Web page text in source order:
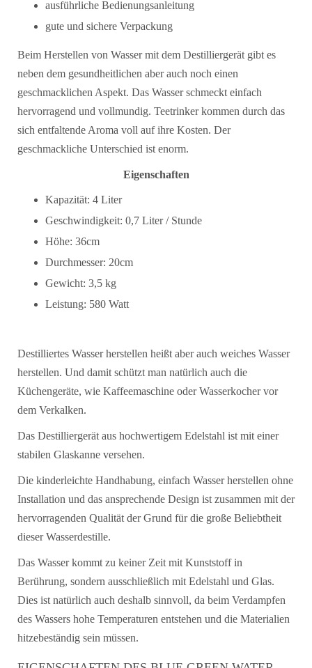
ausführliche Bedienungsanleitung
gute und sichere Verpackung
Beim Herstellen von Wasser mit dem Destilliergerät gibt es
neben dem gesundheitlichen aber auch noch einen
geschmacklichen Aspekt. Das Wasser schmeckt einfach
hervorragend und vollmundig. Teetrinker kommen durch das
sich entfaltende Aroma voll auf ihre Kosten. Der
geschmackliche Unterschied ist enorm.
Eigenschaften
Kapazität: 4 Liter
Geschwindigkeit: 0,7 Liter / Stunde
Höhe: 36cm
Durchmesser: 20cm
Gewicht: 3,5 kg
Leistung: 580 Watt
Destilliertes Wasser herstellen heißt aber auch weiches Wasser
herstellen. Und damit schützt man natürlich auch die
Küchengeräte, wie Kaffeemaschine oder Wasserkocher vor
dem Verkalken.
Das Destilliergerät aus hochwertigem Edelstahl ist mit einer
stabilen Glaskanne versehen.
Die kinderleichte Handhabung, einfach Wasser herstellen ohne
Installation und das ansprechende Design ist zusammen mit der
hervorragenden Qualität der Grund für die große Beliebtheit
dieser Wasserdestille.
Das Wasser kommt zu keiner Zeit mit Kunststoff in
Berührung, sondern ausschließlich mit Edelstahl und Glas.
Dies ist natürlich auch deshalb sinnvoll, da beim Verdampfen
des Wassers hohe Temperaturen entstehen und die Materialien
hitzebeständig sein müssen.